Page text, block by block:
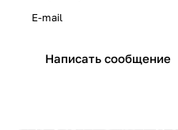
E-mail
Написать сообщение